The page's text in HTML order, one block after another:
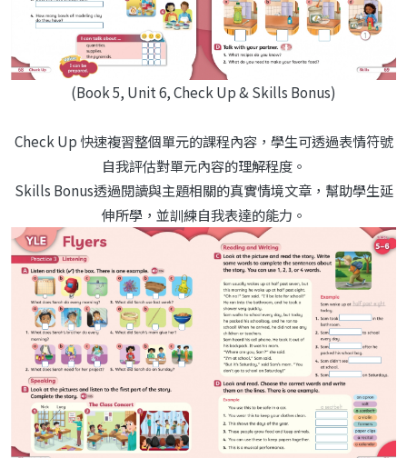
(Book 5, Unit 6, Check Up & Skills Bonus)
Check Up 快速複習整個單元的課程內容，學生可透過表情符號
自我評估對單元內容的理解程度。
Skills Bonus透過閱讀與主題相關的真實情境文章，幫助學生延
伸所學，並訓練自我表達的能力。